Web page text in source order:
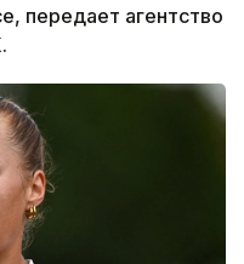
передает агентство